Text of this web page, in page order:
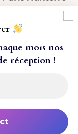
20 juillet ne
mois nos
réception!
Nanterre
de vente